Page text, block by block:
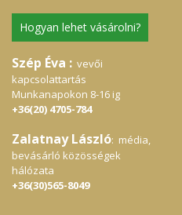
Hogyan lehet vásárolni?
Szép Éva : vevői
kapcsolattartás
Munkanapokon 8-16 ig
+36(20) 4705-784
Zalatnay László: média,
bevásárló közösségek
hálózata
+36(30)565-8049